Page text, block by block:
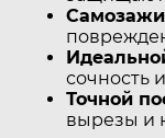
сочность
Точной
вырезы и